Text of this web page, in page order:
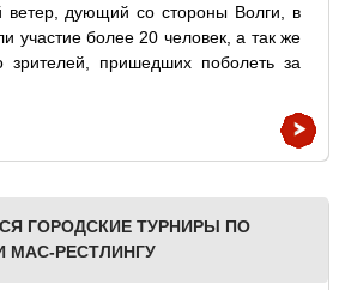
ветер, дующий со стороны Волги, в
участие более 20 человек, а так же
зрителей, пришедших поболеть за
ГОРОДСКИЕ ТУРНИРЫ ПО
МАС-РЕСТЛИНГУ